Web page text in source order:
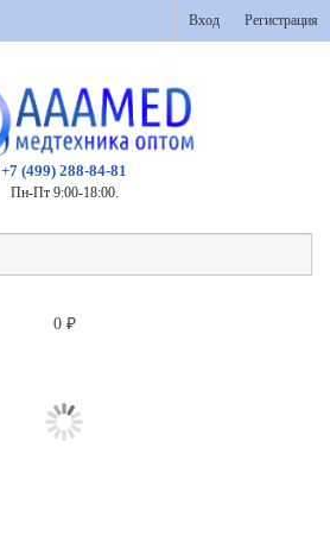
Вход Регистрация
+7 (499) 288-84-81
Пн-Пт 9:00-18:00.
0 ₽